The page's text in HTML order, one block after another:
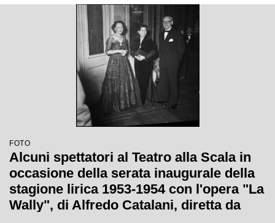
FOTO
Alcuni spettatori al Teatro alla Scala in
occasione della serata inaugurale della
stagione lirica 1953-1954 con l'opera "La
Wally", di Alfredo Catalani, diretta da